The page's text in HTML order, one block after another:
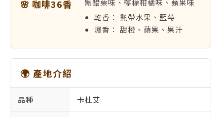
🌸 咖啡36香
黑醋栗味、檸檬柑橘味、蘋果味
乾香： 熱帶水果、藍莓
濕香： 甜橙、蘋果、果汁
🌍 產地介紹
品種 卡杜艾